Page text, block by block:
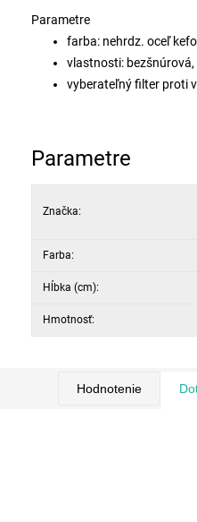
Parametre
farba: nehrdz. oceľ
vlastnosti:
vyberateľný filter proti
vykurovacie teleso
úložný priestor pre
automatické zastavenie
Parametre
Značka:
Farba:
Hĺbka (cm):
Hmotnosť:
Hodnotenie